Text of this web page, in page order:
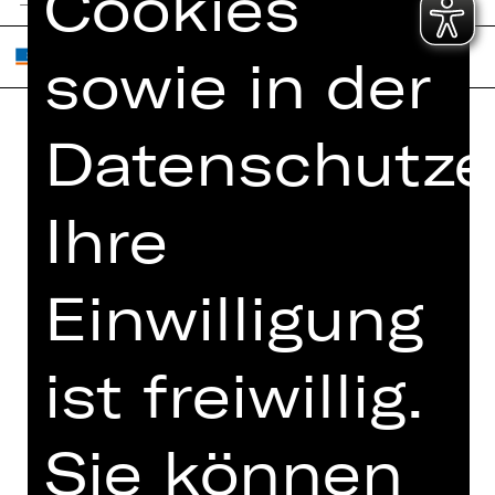
Home
Künstler*innen
Newsletter
Kartenkauf
Abos 26/27
Presse
Kontakt
Jobs
Datenschutz
Impressum
Cookies
sowie in der
Ihre
Einwilligung
ist freiwillig.
Sie können